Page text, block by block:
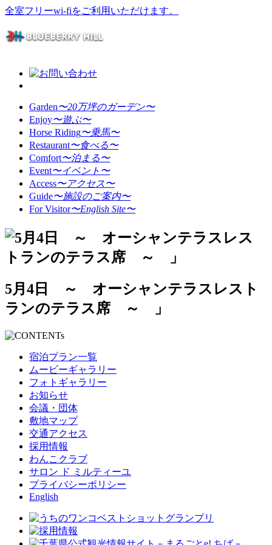
全室フリーwi-fiをご利用いただけます。
Garden〜20万坪のガーデン〜
Enjoy〜遊ぶ〜
Horse Riding〜乗馬〜
Restaurant〜食べる〜
Comfort〜泊まる〜
Event〜イベント〜
Access〜アクセス〜
Guide〜施設のご案内〜
For Visitor〜English Site〜
5月4日 ～ オーシャンテラスレスト
ランのテラス席 ～ 」
宿泊プラン一覧
ムービーギャラリー
フォトギャラリー
お知らせ
会議・団体
敷地マップ
交通アクセス
採用情報
わんこクラブ
サロン ド ミルティーユ
プライバシーポリシー
English